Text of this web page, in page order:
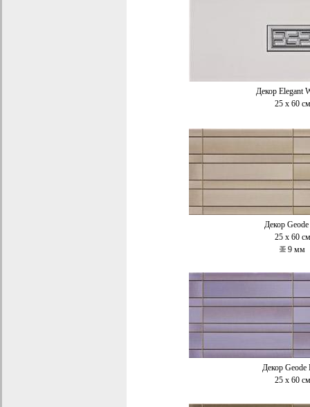
ДекорElegant
25 x 60 см
Декор
25 x 60 см
9 мм
ДекорGeode
25 x 60 см